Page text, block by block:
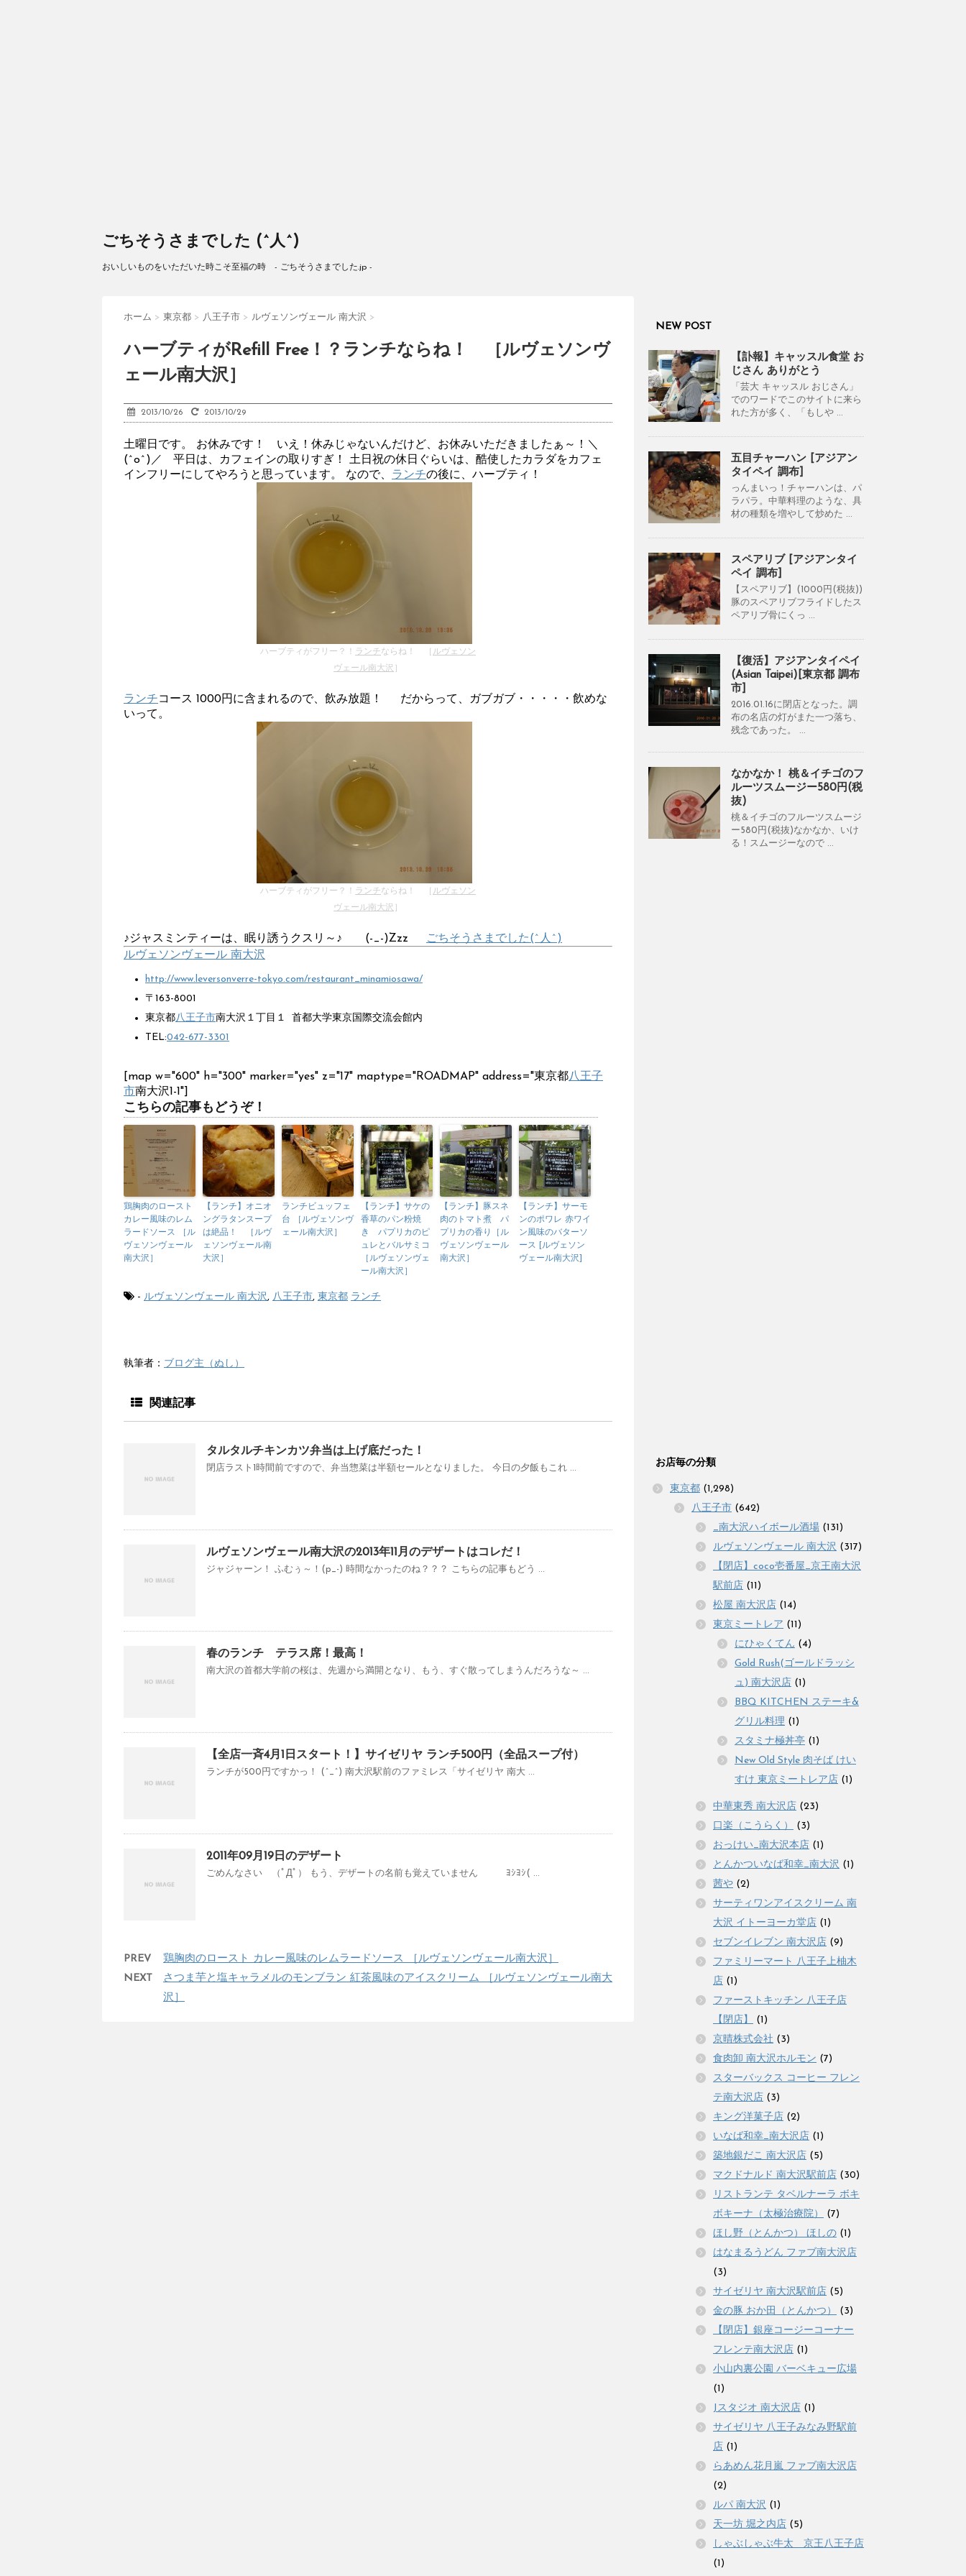
ごちそうさまでした (^人^)
おいしいものをいただいた時こそ至福の時 - ごちそうさまでした.jp -
ホーム > 東京都 > 八王子市 > ルヴェソンヴェール 南大沢 >
ハーブティがRefill Free！？ランチならね！ ［ルヴェソンヴ
ェール南大沢］
2013/10/26 2013/10/29
土曜日です。 お休みです！ いえ！休みじゃないんだけど、お休みいただきましたぁ～！＼
(^o^)／ 平日は、カフェインの取りすぎ！ 土日祝の休日ぐらいは、酷使したカラダをカフェ
インフリーにしてやろうと思っています。 なので、 ランチの後に、ハーブティ！
ハーブティがフリー？！ ランチならね！ ［ ルヴェソン
ヴェール南大沢
ランチコース 1000円に含まれるので、飲み放題！ だからって、ガブガブ・・・・・飲めな
いって。
ハーブティがフリー？！ ランチならね！ ［ ルヴェソン
ヴェール南大沢
♪ジャスミンティーは、眠り誘うクスリ～♪ (-_-)Zzz
ごちそうさまでした(^人^)
ルヴェソンヴェール 南大沢
http://www.leversonverre-tokyo.com/restaurant_minamiosawa/
〒163-8001
東京都八王子市南大沢１丁目１ 首都大学東京国際交流会館内
TEL:042-677-3301
[map w="600" h="300" marker="yes" z="17" maptype="ROADMAP" address="東京都八王子
市南大沢1-1"]
こちらの記事もどうぞ！
鶏胸肉のロースト
カレー風味のレム
ラードソース ［ル
ヴェソンヴェール
南大沢］
【ランチ】オニオ
ングラタンスープ
は絶品！ ［ルヴ
ェソンヴェール南
大沢］
ランチビュッフェ
台 ［ルヴェソンヴ
ェール南大沢］
【ランチ】サケの
香草のパン粉焼
き パプリカのピ
ュレとバルサミコ
［ルヴェソンヴェ
ール南大沢］
【ランチ】豚スネ
肉のトマト煮 パ
プリカの香り［ル
ヴェソンヴェール
南大沢］
【ランチ】サーモ
ンのポワレ 赤ワイ
ン風味のバターソ
ース [ルヴェソン
ヴェール南大沢]
- ルヴェソンヴェール 南大沢, 八王子市, 東京都 ランチ
執筆者： ブログ主（ぬし）
関連記事
タルタルチキンカツ弁当は上げ底だった！
閉店ラスト1時間前ですので、弁当惣菜は半額セールとなりました。 今日の夕飯もこれ ...
ルヴェソンヴェール南大沢の2013年11月のデザートはコレだ！
ジャジャーン！ ふむぅ～！(p_-) 時間なかったのね？？？ こちらの記事もどう ...
春のランチ テラス席！最高！
南大沢の首都大学前の桜は、先週から満開となり、もう、すぐ散ってしまうんだろうな～ ...
【全店一斉4月1日スタート！】サイゼリヤ ランチ500円（全品スープ付）
ランチが500円ですかっ！ (^_^) 南大沢駅前のファミレス「サイゼリヤ 南大 ...
2011年09月19日のデザート
ごめんなさい （ﾟДﾟ） もう、デザートの名前も覚えていません ﾖｼﾖｼ( ...
PREV
鶏胸肉のロースト カレー風味のレムラードソース ［ルヴェソンヴェール南大沢］
NEXT
さつま芋と塩キャラメルのモンブラン 紅茶風味のアイスクリーム ［ルヴェソンヴェール南大
沢］
NEW POST
【訃報】キャッスル食堂 お
じさん ありがとう
「芸大 キャッスル おじさん」
でのワードでこのサイトに来ら
れた方が多く、「もしや ...
五目チャーハン [アジアン
タイペイ 調布]
っんまいっ！チャーハンは、パ
ラパラ。中華料理のような、具
材の種類を増やして炒めた ...
スペアリブ [アジアンタイ
ペイ 調布]
【スペアリブ】(1000円(税抜))
豚のスペアリブフライドしたス
ペアリブ骨にくっ ...
【復活】アジアンタイペイ
(Asian Taipei)[東京都 調布
市]
2016.01.16に閉店となった。調
布の名店の灯がまた一つ落ち、
残念であった。 ...
なかなか！ 桃＆イチゴのフ
ルーツスムージー580円(税
抜)
桃＆イチゴのフルーツスムージ
ー580円(税抜)なかなか、いけ
る！スムージーなので ...
お店毎の分類
東京都 (1,298)
八王子市 (642)
_南大沢ハイボール酒場 (131)
ルヴェソンヴェール 南大沢 (317)
【閉店】coco壱番屋_京王南大沢
駅前店 (11)
松屋 南大沢店 (14)
東京ミートレア (11)
にひゃくてん (4)
Gold Rush(ゴールドラッシ
ュ) 南大沢店 (1)
BBQ KITCHEN ステーキ&
グリル料理 (1)
スタミナ極丼亭 (1)
New Old Style 肉そば けい
すけ 東京ミートレア店 (1)
中華東秀 南大沢店 (23)
口楽（こうらく）
(3)
おっけい_南大沢本店 (1)
とんかついなば和幸_南大沢 (1)
茜や (2)
サーティワンアイスクリーム 南
大沢 イトーヨーカ堂店 (1)
セブンイレブン 南大沢店 (9)
ファミリーマート 八王子上柚木
店 (1)
ファーストキッチン 八王子店
【閉店】
(1)
京晴株式会社 (3)
食肉卸 南大沢ホルモン (7)
スターバックス コーヒー フレン
テ南大沢店 (3)
キング洋菓子店 (2)
いなば和幸_南大沢店 (1)
築地銀だこ 南大沢店 (5)
マクドナルド 南大沢駅前店 (30)
リストランテ タベルナーラ ボキ
ボキーナ（太極治療院）
(7)
ほし野（とんかつ） ほしの (1)
はなまるうどん ファブ南大沢店
(3)
サイゼリヤ 南大沢駅前店 (5)
金の豚 おか田（とんかつ）
(3)
【閉店】銀座コージーコーナー
フレンテ南大沢店 (1)
小山内裏公園 バーベキュー広場
(1)
Jスタジオ 南大沢店 (1)
サイゼリヤ 八王子みなみ野駅前
店 (1)
らあめん花月嵐 ファブ南大沢店
(2)
ルパ 南大沢 (1)
天一坊 堀之内店 (5)
しゃぶしゃぶ牛太 京王八王子店
(1)